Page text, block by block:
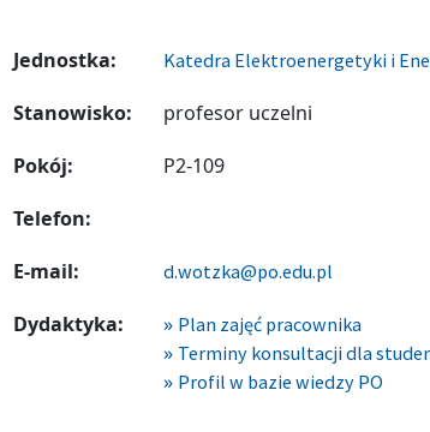
Jednostka: Katedra Elektroenergetyki i
Stanowisko:
profesor uczelni
Pokój:
P2-109
Telefon:
E-mail:
d.wotzka@po.edu.pl
Dydaktyka:
Plan zajęć pracownika
Terminy konsultacji dla
Profil w bazie wiedzy PO